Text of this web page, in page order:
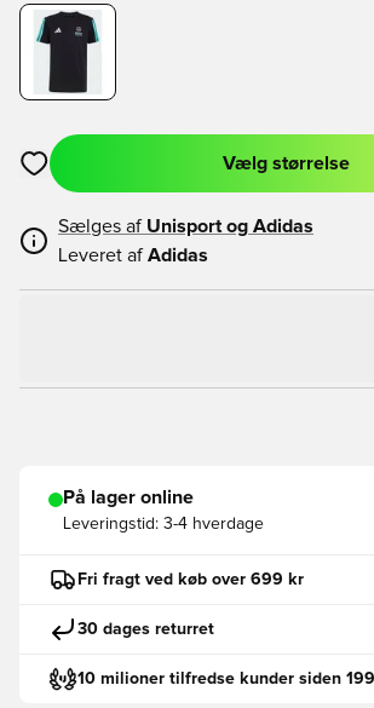
Åbner en Modal til at logge ind eller
Vælg størrelse
Sælges af Unisport og Adidas
Leveret af Adidas
På lager online
Leveringstid: 3-4 hverdage
Fri fragt ved køb over 699 kr
30 dages returret
10 milioner tilfredse kunder siden